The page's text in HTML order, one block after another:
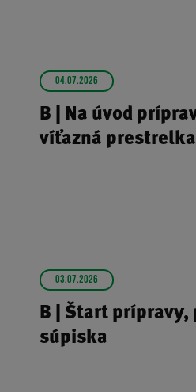
04.07.2026
B | Na úvod
víťazná prestrelka
03.07.2026
B | Štart prípravy,
súpiska